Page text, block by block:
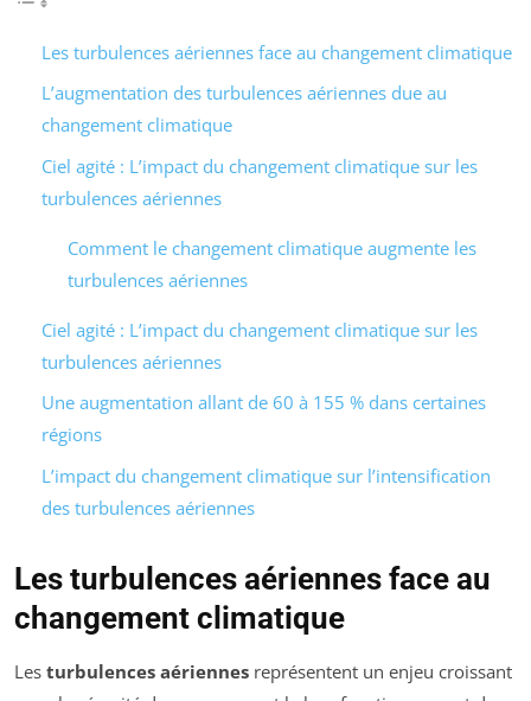
Les turbulences aériennes face au changement climatique
L’augmentation des turbulences aériennes due au
changement climatique
Ciel agité : L’impact du changement climatique sur les
turbulences aériennes
Comment le changement climatique augmente les
turbulences aériennes
Ciel agité : L’impact du changement climatique sur les
turbulences aériennes
Une augmentation allant de 60 à 155 % dans certaines
régions
L’impact du changement climatique sur l’intensification
des turbulences aériennes
Les turbulences aériennes face au
changement climatique
Les turbulences aériennes représentent un enjeu croissant